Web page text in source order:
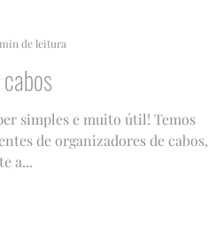
simples e muito útil! Temos
de organizadores de cabos,
a...
min de leitura